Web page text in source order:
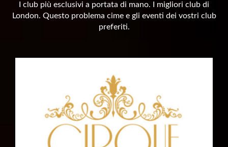
I club più esclusivi a portata di mano. I migliori club di
London. Questo problema cime e gli eventi dei vostri club
preferiti.